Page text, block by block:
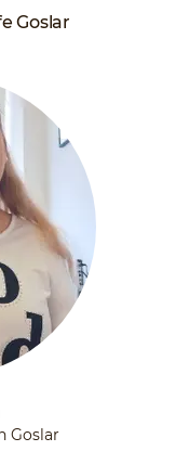
Goslar
Goslar